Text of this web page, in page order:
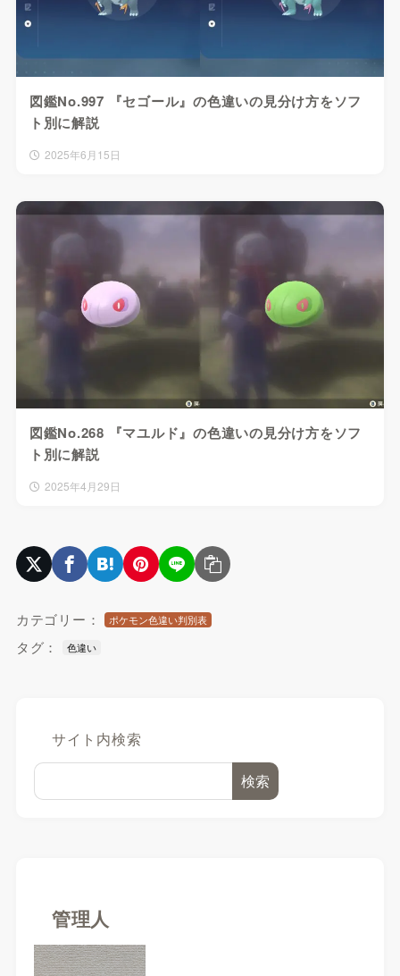
図鑑No.997 『セゴール』の色違いの見分け方をソフ
ト別に解説
2025年6月15日
図鑑No.268 『マユルド』の色違いの見分け方をソフ
ト別に解説
2025年4月29日
カテゴリー： ポケモン色違い判別表
タグ： 色違い
サイト内検索
検索
管理人